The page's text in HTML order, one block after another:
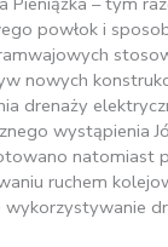
powłok i
nowych
drenaży
wystąpienia
natomiast
ruchem
wykorzystywanie